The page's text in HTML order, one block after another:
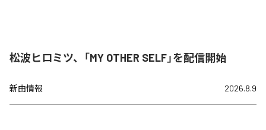
松波ヒロミツ、「MY OTHER SELF」を配信開始
新曲情報 2026.8.9